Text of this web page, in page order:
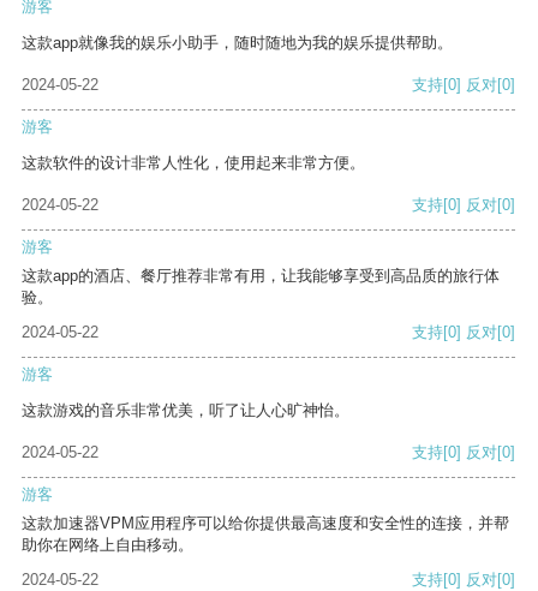
游客
这款app就像我的娱乐小助手，随时随地为我的娱乐提供帮助。
2024-05-22 支持[0] 反对[0]
游客
这款软件的设计非常人性化，使用起来非常方便。
2024-05-22 支持[0] 反对[0]
游客
这款app的酒店、餐厅推荐非常有用，让我能够享受到高品质的旅行体
验。
2024-05-22
支持[0] 反对[0]
游客
这款游戏的音乐非常优美，听了让人心旷神怡。
2024-05-22 支持[0] 反对[0]
游客
这款加速器VPM应用程序可以给你提供最高速度和安全性的连接，并帮
助你在网络上自由移动。
2024-05-22
支持[0] 反对[0]